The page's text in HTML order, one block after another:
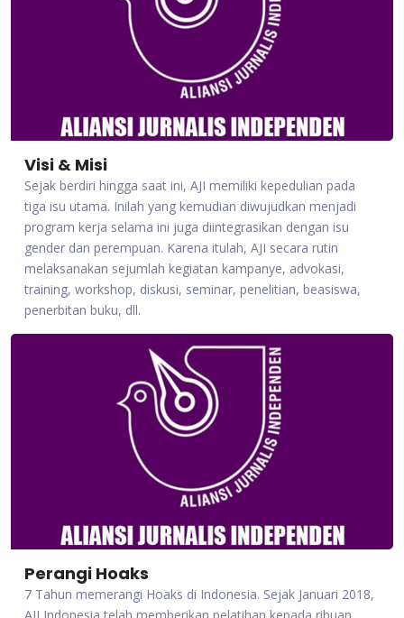
Visi & Misi
Sejak berdiri hingga saat ini, AJI memiliki kepedulian pada
tiga isu utama. Inilah yang kemudian diwujudkan menjadi
program kerja selama ini juga diintegrasikan dengan isu
gender dan perempuan. Karena itulah, AJI secara rutin
melaksanakan sejumlah kegiatan kampanye, advokasi,
training, workshop, diskusi, seminar, penelitian, beasiswa,
penerbitan buku, dll.
Perangi Hoaks
7 Tahun memerangi Hoaks di Indonesia. Sejak Januari 2018,
AJI Indonesia telah memberikan pelatihan kepada ribuan